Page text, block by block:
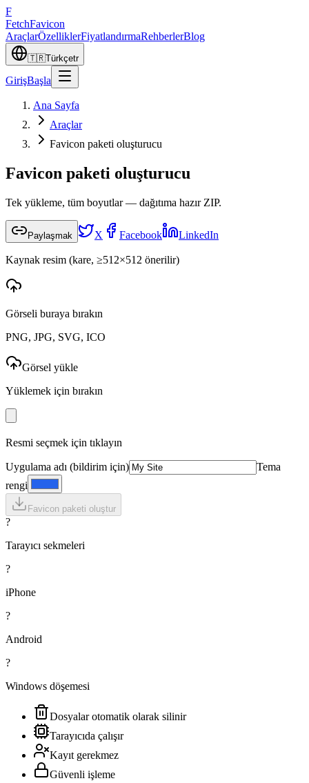
F
FetchFavicon
AraçlarÖzelliklerFiyatlandırmaRehberlerBlog
🇹🇷Türkçetr
GirişBaşla
Ana Sayfa
Araçlar
Favicon paketi oluşturucu
Favicon paketi oluşturucu
Tek yükleme, tüm boyutlar — dağıtıma hazır ZIP.
Paylaşmak X Facebook LinkedIn
Kaynak resim (kare, ≥512×512 önerilir)
Görseli buraya bırakın
PNG, JPG, SVG, ICO
Görsel yükle
Yüklemek için bırakın
Resmi seçmek için tıklayın
Uygulama adı (bildirim için)
Tema
rengi
Favicon paketi oluştur
?
Tarayıcı sekmeleri
?
iPhone
?
Android
?
Windows döşemesi
Dosyalar otomatik olarak silinir
Tarayıcıda çalışır
Kayıt gerekmez
Güvenli işleme